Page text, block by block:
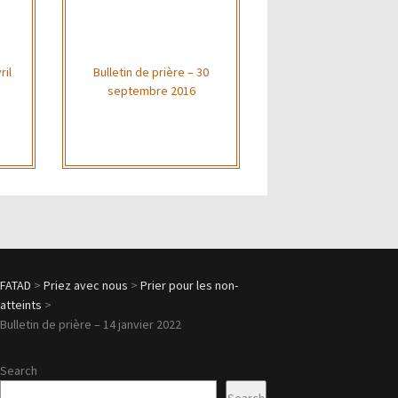
Bulletin de prière – 30
septembre 2016
FATAD >Priez avec nous >Prier pour les non-
atteints >
Bulletin de prière – 14 janvier 2022
Search